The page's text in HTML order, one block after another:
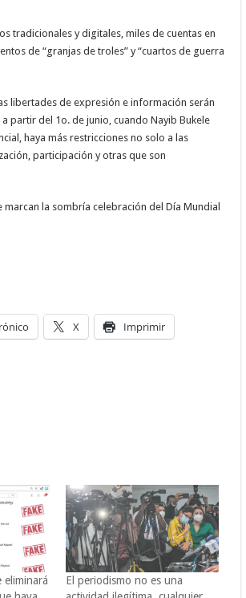
tradicionales y digitales, miles de cuentas en
de “granjas de troles” y “cuartos de guerra
libertades de expresión e información serán
partir del 1o. de junio, cuando Nayib Bukele
haya más restricciones no solo a las
participación y otras que son
la sombría celebración del Día Mundial
X Imprimir
eliminará
El periodismo no es una